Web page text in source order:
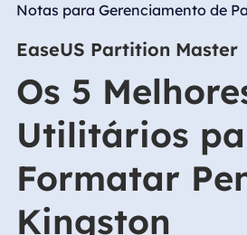
Notas para Gerenciamento de
EaseUS Partition Master
Os 5
Utilitários
Formatar
Kingston